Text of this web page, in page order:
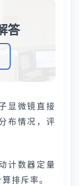
答
显微镜直接
布情况，评
计数器定量
排斥率。